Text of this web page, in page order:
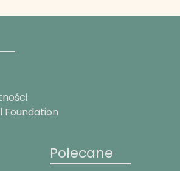
Foundation
Polecane